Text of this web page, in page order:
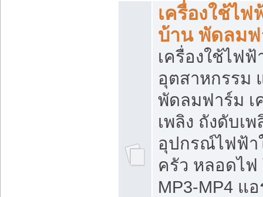
เครื่องใช้ไฟ
บ้าน พัดลมฟ
เครื่องใช้ไฟ
อุตสาหกรรม
พัดลมฟาร์ม เ
เพลิง ถังดับเพ
อุปกรณ์ไฟฟ้า
ครัว หลอดไฟ
MP3-MP4 แ